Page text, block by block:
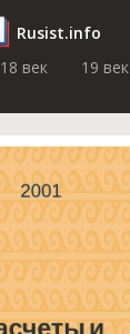
Rusist.info
18 век 19 век